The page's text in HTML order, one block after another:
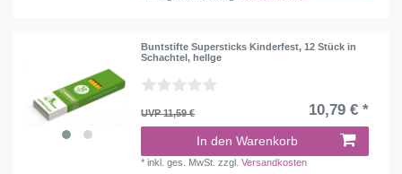
Buntstifte Supersticks Kinderfest, 12 Stück in
Schachtel, hellge
UVP 11,59 € 10,79 € *
In den Warenkorb
*inkl. ges. MwSt. zzgl.Versandkosten